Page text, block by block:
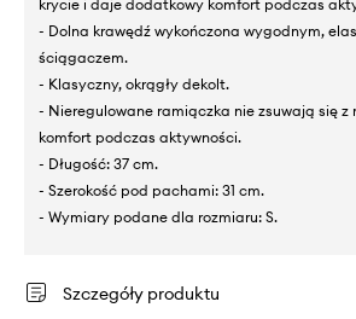
krycie i daje dodatkowy komfort podczas
- Dolna krawędź wykończona wygodnym,
ściągaczem.
- Klasyczny, okrągły dekolt.
- Nieregulowane ramiączka nie zsuwają się
komfort podczas aktywności.
- Długość: 37 cm.
- Szerokość pod pachami: 31 cm.
- Wymiary podane dla rozmiaru: S.
Szczegóły produktu